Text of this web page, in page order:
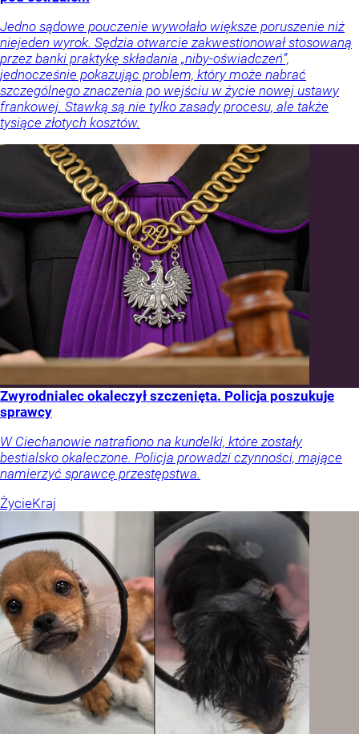
Jedno sądowe pouczenie wywołało większe poruszenie niż
niejeden wyrok. Sędzia otwarcie zakwestionował stosowaną
przez banki praktykę składania „niby-oświadczeń”,
jednocześnie pokazując problem, który może nabrać
szczególnego znaczenia po wejściu w życie nowej ustawy
frankowej. Stawką są nie tylko zasady procesu, ale także
tysiące złotych kosztów.
Zwyrodnialec okaleczył szczenięta. Policja poszukuje
sprawcy
W Ciechanowie natrafiono na kundelki, które zostały
bestialsko okaleczone. Policja prowadzi czynności, mające
namierzyć sprawcę przestępstwa.
ŻycieKraj